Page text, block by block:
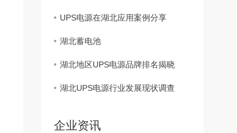
UPS电源在湖北应用案例分享
湖北蓄电池
湖北地区UPS电源品牌排名揭晓
湖北UPS电源行业发展现状调查
企业资讯